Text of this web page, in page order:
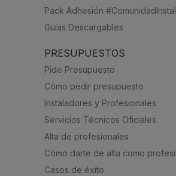
Pack Adhesión
Guías Descargables
PRESUPUESTOS
Pide Presupuesto
Cómo pedir presupuesto
Instaladores y Profesionales
Servicios Técnicos Oficiales
Alta de profesionales
Cómo darte de alta como
Casos de éxito